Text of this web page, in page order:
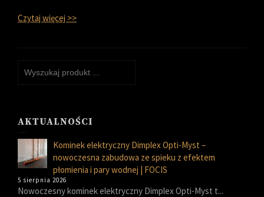
Czytaj więcej >>
AKTUALNOŚCI
Kominek elektryczny Dimplex Opti-Myst –
nowoczesna zabudowa ze spieku z efektem
płomienia i pary wodnej | FOCIS
5 sierpnia 2026
Nowoczesny kominek elektryczny Dimplex Opti-Myst t...